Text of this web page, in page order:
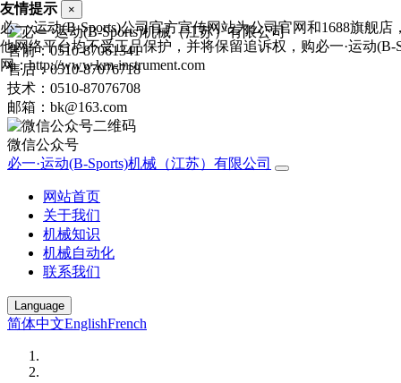
售前：0510-87061341
售后：0510-87076718
技术：0510-87076708
邮箱：bk@163.com
微信公众号
必一·运动(B-Sports)机械（江苏）有限公司
网站首页
关于我们
机械知识
机械自动化
联系我们
Language
简体中文EnglishFrench
友情提示 ×
必一·运动(B-Sports)公司官方宣传网站为公司官网和1688旗舰
他网络平台均不受正品保护，并将保留追诉权，购必一·运动(B-
网：http://www.km-instrument.com